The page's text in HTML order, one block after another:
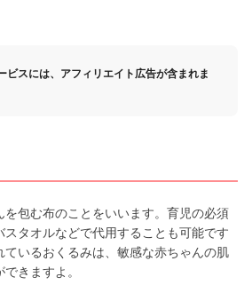
ビスには、アフィリエイト広告が含まれま
を包む布のことをいいます。育児の必須
スタオルなどで代用することも可能です
いるおくるみは、敏感な赤ちゃんの肌
きますよ。